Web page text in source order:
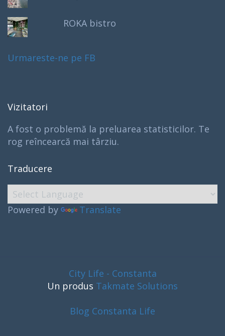
ROKA bistro
Urmareste-ne pe FB
Vizitatori
A fost o problemă la preluarea statisticilor. Te
rog reîncearcă mai târziu.
Traducere
Powered by Translate
City Life - Constanta
Un produs Takmate Solutions
Blog Constanta Life